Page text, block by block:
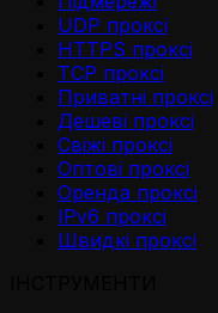
UDP проксі
HTTPS проксі
TCP проксі
Приватні проксі
Дешеві проксі
Свіжі проксі
Оптові проксі
Оренда проксі
IPv6 проксі
Швидкі проксі